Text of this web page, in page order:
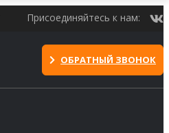
Присоединяйтесь к нам:
ОБРАТНЫЙ ЗВОНОК